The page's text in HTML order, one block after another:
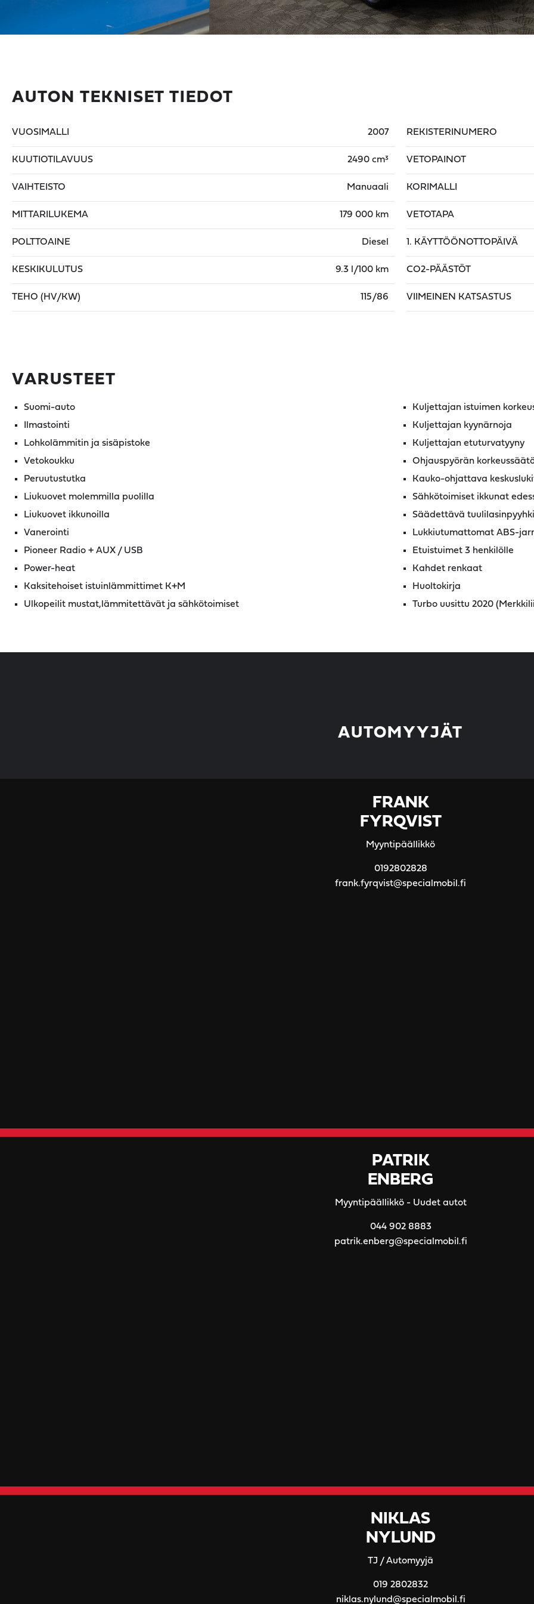
AUTON TEKNISET TIEDOT
VUOSIMALLI 2007
KUUTIOTILAVUUS 2490 cm³
VAIHTEISTO Manuaali
MITTARILUKEMA 179 000 km
POLTTOAINE Diesel
KESKIKULUTUS 9.3 l/100 km
TEHO (HV/KW) 115/86
REKISTERINUMERO
VETOPAINOT
KORIMALLI
VETOTAPA
1. KÄYTTÖÖNOTTOPÄIVÄ
CO2-PÄÄSTÖT
VIIMEINEN KATSASTUS
VARUSTEET
Suomi-auto
Ilmastointi
Lohkolämmitin ja sisäpistoke
Vetokoukku
Peruutustutka
Liukuovet molemmilla puolilla
Liukuovet ikkunoilla
Vanerointi
Pioneer Radio + AUX / USB
Power-heat
Kaksitehoiset istuinlämmittimet K+M
Ulkopeilit mustat,lämmitettävät ja sähkötoimiset
Kuljettajan istuimen
Kuljettajan kyynärnoja
Kuljettajan etuturvatyyny
Ohjauspyörän
Kauko-ohjattava
Sähkötoimiset ikkunat
Säädettävä
Lukkiutumattomat ABS-
Etuistuimet 3 henkilölle
Kahdet renkaat
Huoltokirja
Turbo uusittu 2020
AUTOMYYJÄT
FRANK
FYRQVIST
Myyntipäällikkö
0192802828
frank.fyrqvist@specialmobil.fi
PATRIK
ENBERG
Myyntipäällikkö - Uudet autot
044 902 8883
patrik.enberg@specialmobil.fi
NIKLAS
NYLUND
TJ / Automyyjä
019 2802832
niklas.nylund@specialmobil.fi